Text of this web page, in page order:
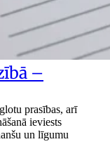
–
prasības, arī
ieviests
un līgumu